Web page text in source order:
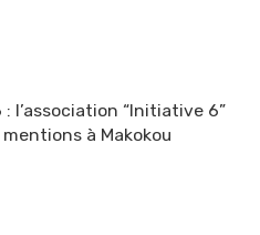
l’association “Initiative 6”
à Makokou